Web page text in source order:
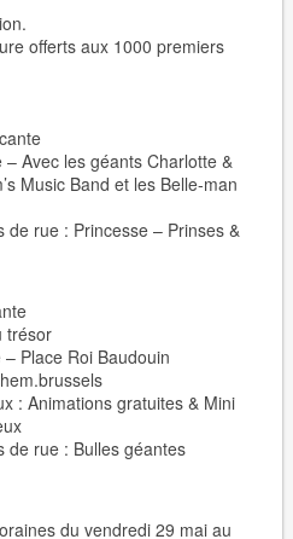
offerts aux 1000 premiers
Avec les géants Charlotte &
Music Band et les Belle-man
de rue : Princesse – Prinses &
trésor
– Place Roi Baudouin
: Animations gratuites & Mini
de rue : Bulles géantes
du vendredi 29 mai au